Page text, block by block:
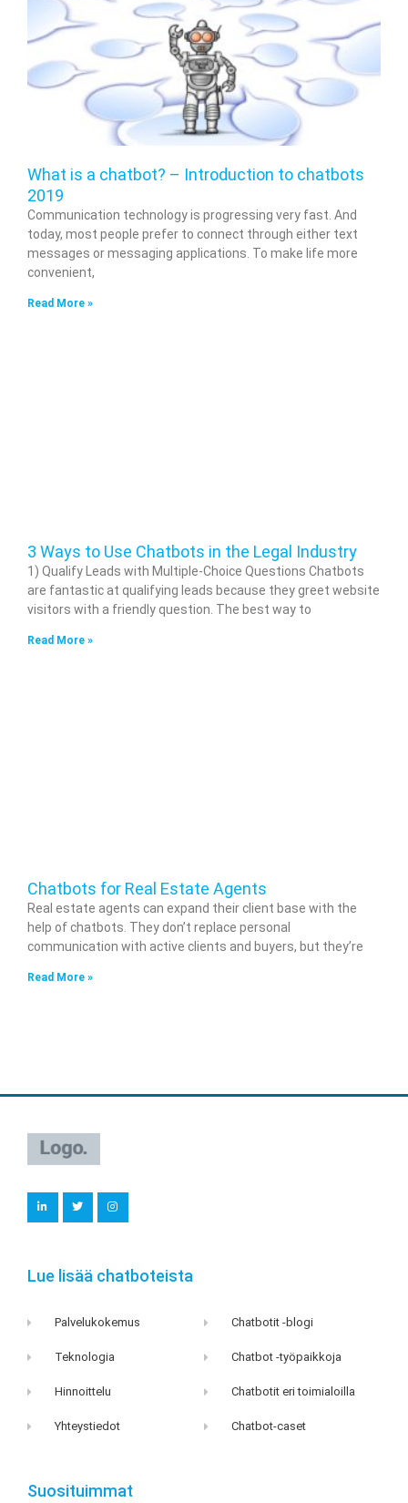
What is a chatbot? – Introduction to chatbots
2019
Communication technology is progressing very fast. And
today, most people prefer to connect through either text
messages or messaging applications. To make life more
convenient,
Read More »
3 Ways to Use Chatbots in the Legal Industry
1) Qualify Leads with Multiple-Choice Questions Chatbots
are fantastic at qualifying leads because they greet website
visitors with a friendly question. The best way to
Read More »
Chatbots for Real Estate Agents
Real estate agents can expand their client base with the
help of chatbots. They don’t replace personal
communication with active clients and buyers, but they’re
Read More »
L
i
n
T
w
I
n
a
m
Lue lisää chatboteista
Palvelukokemus
Teknologia
Hinnoittelu
Yhteystiedot
Chatbotit -blogi
Chatbot -työpaikkoja
Chatbotit eri toimialoilla
Chatbot-caset
Suosituimmat